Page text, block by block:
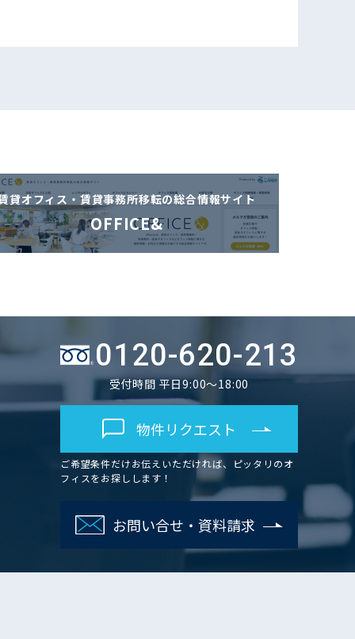
貸オフィス・賃貸事務所移転の総合情報サイト
OFFICE&
0120-620-213
受付時間 平日9:00～18:00
物件リクエスト
ご希望条件だけお伝えいただければ、ピッタリのオ
フィスをお探しします！
お問い合せ・資料請求